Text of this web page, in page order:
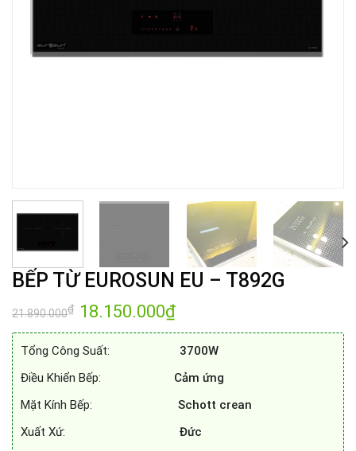
BẾP TỪ EUROSUN EU – T892G
21.890.000₫ Giá
gốc
là:
21.890.000₫.
18.150.000₫Giá
tại
18.150.000₫.
Tổng Công Suất:
3700W
Điều Khiển Bếp: Cảm ứng
Mặt Kính Bếp: Schott crean
Xuất Xứ: Đức